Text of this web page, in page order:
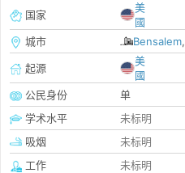
国家
美
國
城市
Bensalem,
起源
美
國
公民身份
单
学术水平
未标明
吸烟
未标明
工作
未标明